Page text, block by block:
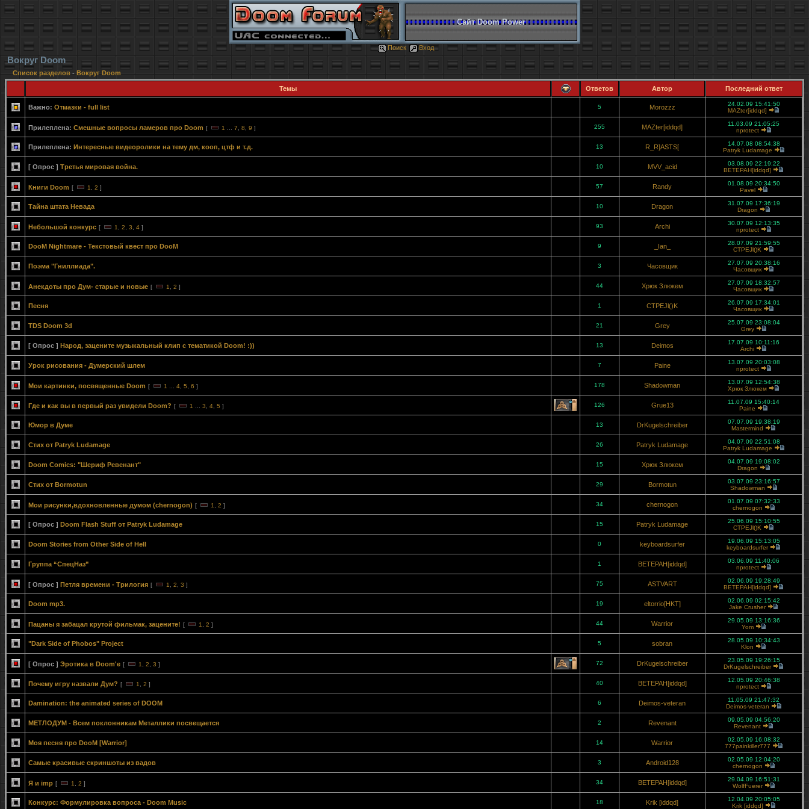
Сайт Doom Power
Поиск Вход
Вокруг Doom
Список разделов - Вокруг Doom
Темы Ответов Автор Последний ответ
Важно: Отмазки - full list 5 Morozzz
24.02.09 15:41:50
MAZter[iddqd]
Прилеплена: Смешные вопросы ламеров про Doom [ 1 7 8 9 ] 255 MAZter[iddqd]
11.03.09 21:05:25
nprotect
Прилеплена: Интересные видеоролики на тему дм, кооп, цтф и т.д. 13 R_R]ASTS[
14.07.08 08:54:38
Patryk Ludamage
[ Опрос ] Третья мировая война. 10 MVV_acid
03.08.09 22:19:22
BETEPAH[iddqd]
Книги Doom [ 1 2 ] 57 Randy
01.08.09 20:34:50
Pavel
Тайна штата Невада 10 Dragon
31.07.09 17:36:19
Dragon
Небольшой конкурс [ 1 2 3 4 ] 93 Archi
30.07.09 12:13:35
nprotect
DooM Nightmare - Текстовый квест про DooM 9 _Ian_
28.07.09 21:59:55
CTPEJl()K
Поэма "Гниллиада". 3 Часовщик
27.07.09 20:38:16
Часовщик
Анекдоты про Дум- старые и новые [ 1 2 ] 44 Хрюк Злюкем
27.07.09 18:32:57
Часовщик
Песня 1 CTPEJl()K
26.07.09 17:34:01
Часовщик
TDS Doom 3d 21 Grey
25.07.09 23:08:04
Grey
[ Опрос ] Народ, зацените музыкальный клип с тематикой Doom! :)) 13 Deimos
17.07.09 10:11:16
Archi
Урок рисования - Думерский шлем 7 Paine
13.07.09 20:03:08
nprotect
Мои картинки, посвященные Doom [ 1 4 5 6 ] 178 Shadowman
13.07.09 12:54:38
Хрюк Злюкем
Где и как вы в первый раз увидели Doom? [ 1 3 4 5 ] 126 Grue13
11.07.09 15:40:14
Paine
Юмор в Думе 13 DrKugelschreiber
07.07.09 19:38:19
Mastermind
Стих от Patryk Ludamage 26 Patryk Ludamage
04.07.09 22:51:08
Patryk Ludamage
Doom Comics: "Шериф Ревенант" 15 Хрюк Злюкем
04.07.09 19:08:02
Dragon
Стих от Bormotun 29 Bormotun
03.07.09 23:16:57
Shadowman
Мои рисунки,вдохновленные думом (chernogon) [ 1 2 ] 34 chernogon
01.07.09 07:32:33
chernogon
[ Опрос ] Doom Flash Stuff от Patryk Ludamage 15 Patryk Ludamage
25.06.09 15:10:55
CTPEJl()K
Doom Stories from Other Side of Hell 0 keyboardsurfer
19.06.09 15:13:05
keyboardsurfer
Группа “СпецНаз” 1 BETEPAH[iddqd]
03.06.09 11:40:06
nprotect
[ Опрос ] Петля времени - Трилогия [ 1 2 3 ] 75 ASTVART
02.06.09 19:28:49
BETEPAH[iddqd]
Doom mp3. 19 eltorrio[HKT]
02.06.09 02:15:42
Jake Crusher
Пацаны я забацал крутой фильмак, зацените! [ 1 2 ] 44 Warrior
29.05.09 13:16:36
Yom
"Dark Side of Phobos" Project 5 sobran
28.05.09 10:34:43
Klon
[ Опрос ] Эротика в Doom'е [ 1 2 3 ] 72 DrKugelschreiber
23.05.09 19:26:15
DrKugelschreiber
Почему игру назвали Дум? [ 1 2 ] 40 BETEPAH[iddqd]
12.05.09 20:46:38
nprotect
Damination: the animated series of DOOM 6 Deimos-veteran
11.05.09 21:47:32
Deimos-veteran
МЕТЛОДУМ - Всем поклонникам Металлики посвещается 2 Revenant
09.05.09 04:56:20
Revenant
Моя песня про DooM [Warrior] 14 Warrior
02.05.09 16:08:32
777painkiller777
Самые красивые скриншоты из вадов 3 Android128
02.05.09 12:04:20
chernogon
Я и imp [ 1 2 ] 34 BETEPAH[iddqd]
29.04.09 16:51:31
WolfFuerer
Конкурс: Формулировка вопроса - Doom Music 18 Krik [iddqd]
12.04.09 20:05:05
Krik [iddqd]